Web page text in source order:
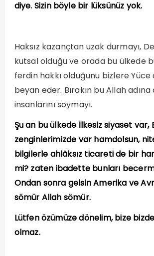
diye. Sizin böyle bir lüksünüz yok.
Haksız kazançtan uzak durmayı,
kutsal olduğu ve orada bu ülkede
ferdin hakkı olduğunu bizlere Yüce
beyan eder. Bırakın bu Allah
insanlarını soymayı.
Şu an bu ülkede İlkesiz siyaset var,
zenginlerimizde var hamdolsun,
bilgilerle ahlâksız ticareti de bir
mi? zaten ibadette bunları
Ondan sonra gelsin Amerika ve
sömür Allah sömür.
Lütfen özümüze dönelim, bize
olmaz.